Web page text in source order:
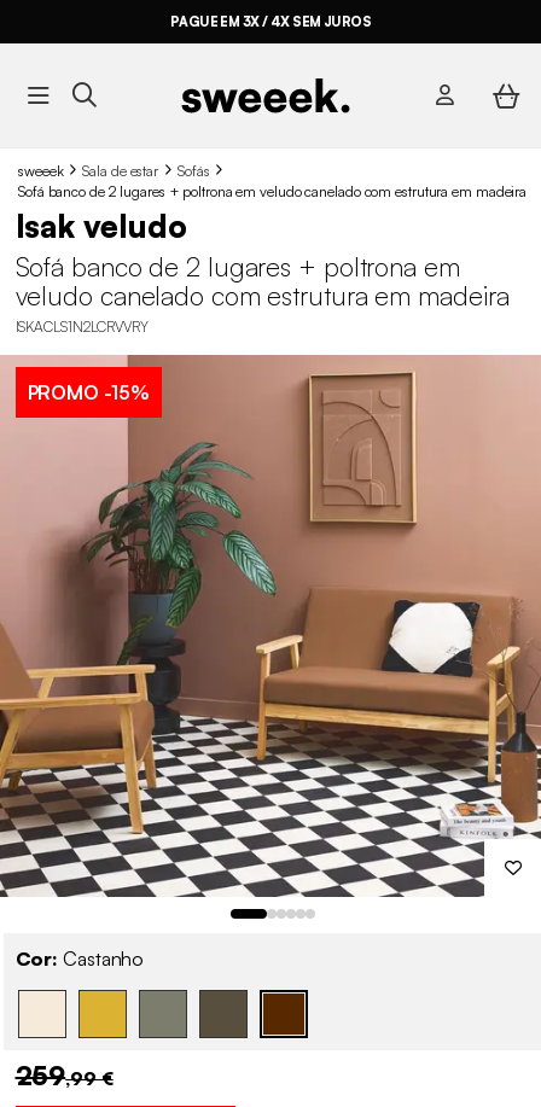
PAGUE EM 3X / 4X SEM JUROS
sweeek Sala de estar
Sofás
Sofá banco de 2 lugares + poltrona em veludo canelado com estrutura em madeira
Isak veludo
Sofá banco de 2 lugares + poltrona em
veludo canelado com estrutura em madeira
ISKACLS1N2LCRVVRY
PROMO -15%
Cor: Castanho
259,99 €